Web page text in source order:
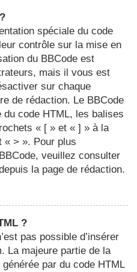
spéciale du code
contrôle sur la mise en
du BBCode est
mais il vous est
sur chaque
de rédaction. Le BBCode
code HTML, les balises
« [ » et « ] » à la
« > ». Pour plus
veuillez consulter
la page de rédaction.
?
pas possible d’insérer
La majeure partie de la
par du code HTML